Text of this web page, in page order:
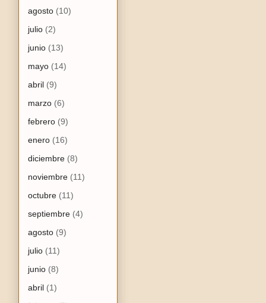
agosto (10)
julio (2)
junio (13)
mayo (14)
abril (9)
marzo (6)
febrero (9)
enero (16)
diciembre (8)
noviembre (11)
octubre (11)
septiembre (4)
agosto (9)
julio (11)
junio (8)
abril (1)